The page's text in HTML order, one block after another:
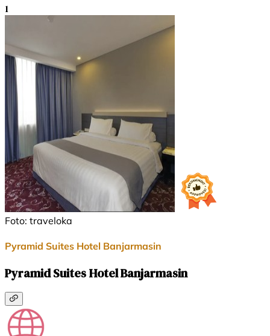
1
Foto: traveloka
Pyramid Suites Hotel Banjarmasin
Pyramid Suites Hotel Banjarmasin